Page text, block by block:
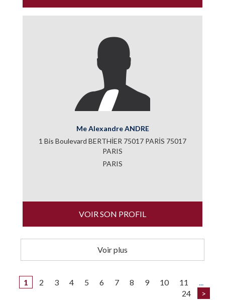
Me Alexandre ANDRE
1 Bis Boulevard BERTHİER 75017 PARİS 75017
PARIS
PARIS
VOIR SON PROFIL
Voir plus
1 2 3 4 5 6 7 8 9 10 11
...
24
>